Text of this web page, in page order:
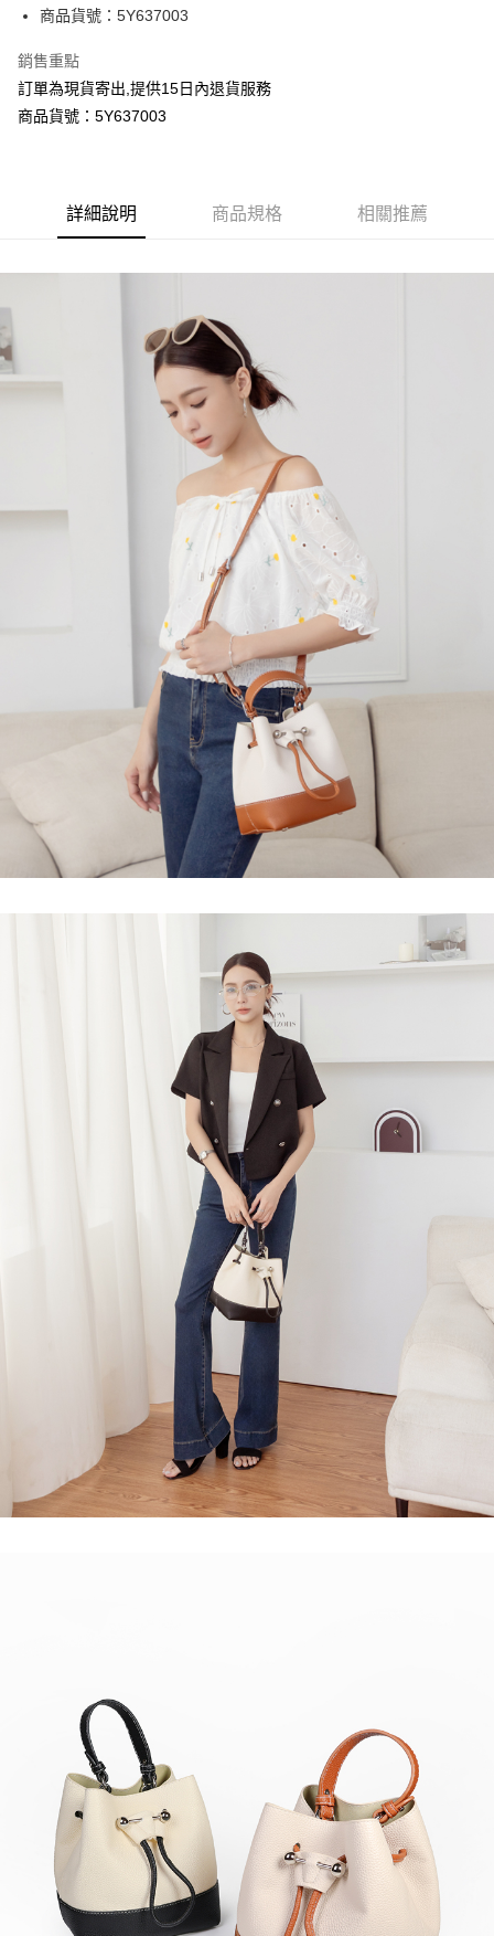
Apple Pay
Google Pay
運送方式
付款後全家取貨
每筆NT$80，滿NT$699(含以上)免運費
每筆NT$80，滿NT$699(含以上)免運費
每筆NT$80，滿NT$699(含以上)免運費
每筆NT$120，滿NT$699(含以上)免運費
商品貨號：5Y637003
銷售重點
訂單為現貨寄出,提供15日內退貨服務
商品貨號：5Y637003
詳細說明 商品規格 相關推薦